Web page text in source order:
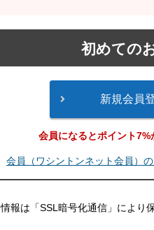
初めての
会員になるとポイント7%
会員（ワシントンネット会員）
報は「SSL暗号化通信」により